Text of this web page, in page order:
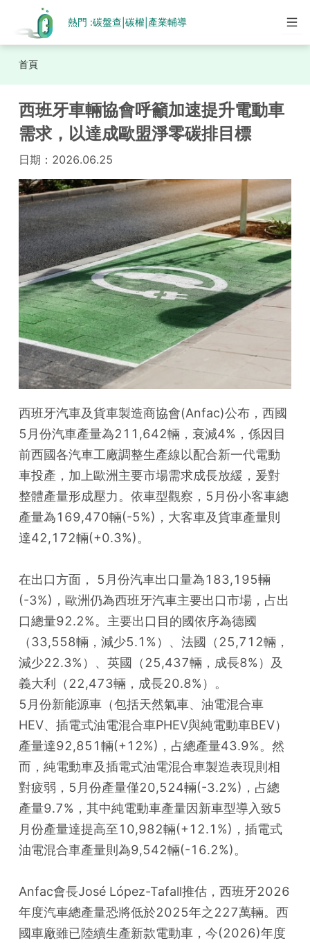
熱門 :碳盤查 碳權| 產業輔導
首頁
西班牙車輛協會呼籲加速提升電動車
需求，以達成歐盟淨零碳排目標
日期： 2026.06.25
西班牙汽車及貨車製造商協會(Anfac)公布，西國
5月份汽車產量為211,642輛，衰減4%，係因目
前西國各汽車工廠調整生產線以配合新一代電動
車投產，加上歐洲主要市場需求成長放緩，爰對
整體產量形成壓力。依車型觀察，5月份小客車總
產量為169,470輛(-5%)，大客車及貨車產量則
達42,172輛(+0.3%)。
在出口方面， 5月份汽車出口量為183,195輛
(-3%)，歐洲仍為西班牙汽車主要出口市場，占出
口總量92.2%。主要出口目的國依序為德國
（33,558輛，減少5.1%）、法國（25,712輛，
減少22.3%）、英國（25,437輛，成長8%）及
義大利（22,473輛，成長20.8%）。
5月份新能源車（包括天然氣車、油電混合車
HEV、插電式油電混合車PHEV與純電動車BEV）
產量達92,851輛(+12%)，占總產量43.9%。然
而，純電動車及插電式油電混合車製造表現則相
對疲弱，5月份產量僅20,524輛(-3.2%)，占總
產量9.7%，其中純電動車產量因新車型導入致5
月份產量達提高至10,982輛(+12.1%)，插電式
油電混合車產量則為9,542輛(-16.2%)。
Anfac會長José López-Tafall推估，西班牙2026
年度汽車總產量恐將低於2025年之227萬輛。西
國車廠雖已陸續生產新款電動車，今(2026)年度